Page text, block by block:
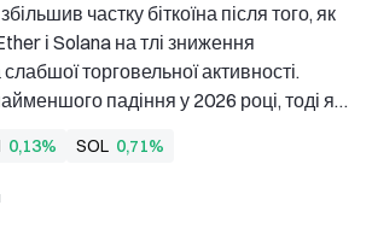
частку біткоїна після того, як
і Solana на тлі зниження
торговельної активності.
падіння у 2026 році, тоді як
портфелі GSR.
гірші результати, ніж
0,13% SOL 0,71%